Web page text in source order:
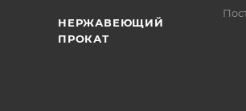
НЕРЖАВЕЮЩИЙ
ПРОКАТ